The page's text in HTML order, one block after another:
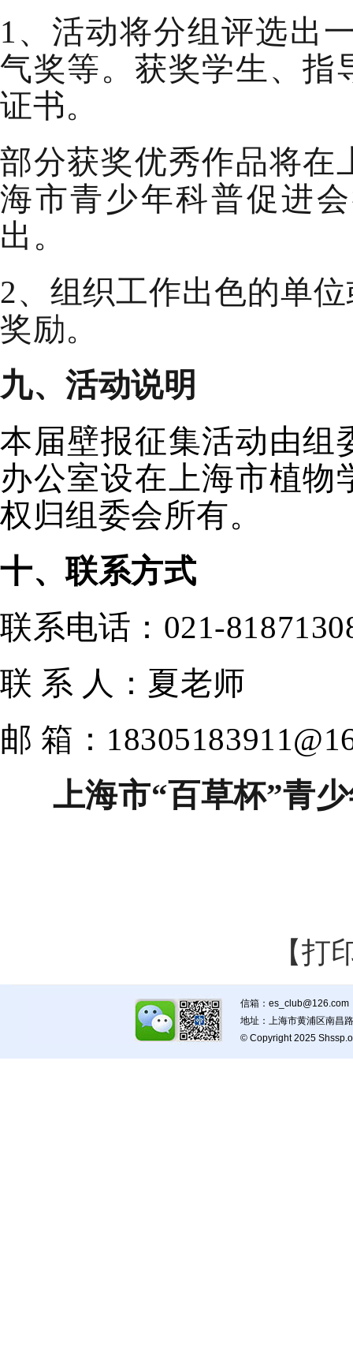
1、活动将分组评选出
气奖等。获奖学生、指
证书。
部分获奖优秀作品将在
海市青少年科普促进会
出。
2、组织工作出色的单
奖励。
九、活动说明
本届壁报征集活动由组
办公室设在上海市植物
权归组委会所有。
十、联系方式
联系电话： 021-818713
联 系 人： 夏老师
邮 箱：
上海市“百草杯”青
【打
信箱：
地址：上海市黄浦区南
© Copyright 2025